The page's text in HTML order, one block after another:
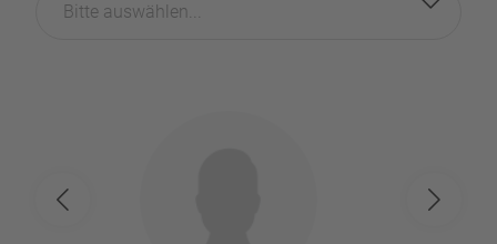
Bitte auswählen...